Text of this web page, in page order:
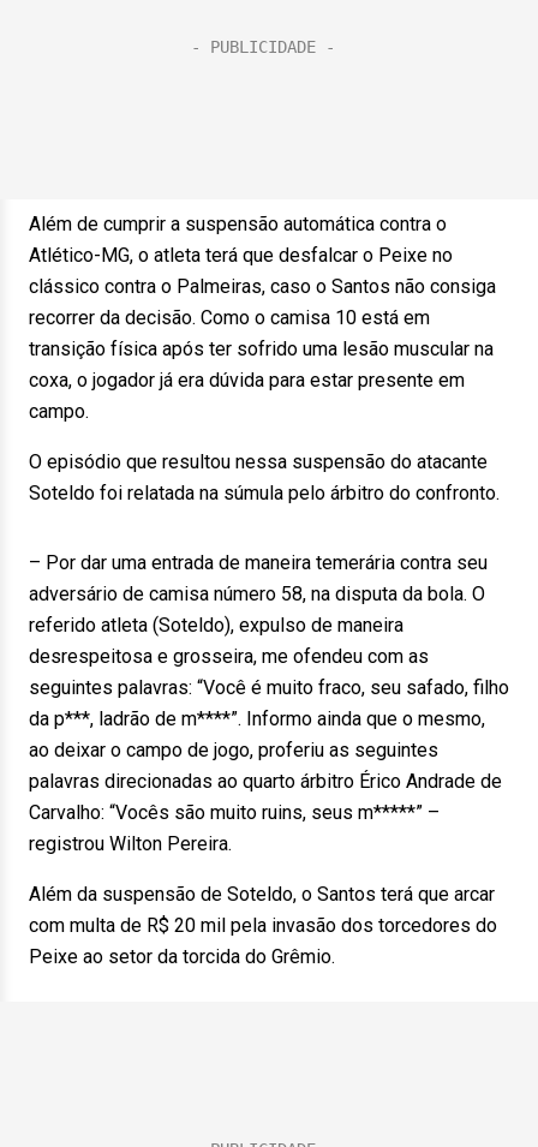
Além de cumprir a suspensão automática contra o
Atlético-MG, o atleta terá que desfalcar o Peixe no
clássico contra o Palmeiras, caso o Santos não consiga
recorrer da decisão. Como o camisa 10 está em
transição física após ter sofrido uma lesão muscular na
coxa, o jogador já era dúvida para estar presente em
campo.
O episódio que resultou nessa suspensão do atacante
Soteldo foi relatada na súmula pelo árbitro do confronto.
– Por dar uma entrada de maneira temerária contra seu
adversário de camisa número 58, na disputa da bola. O
referido atleta (Soteldo), expulso de maneira
desrespeitosa e grosseira, me ofendeu com as
seguintes palavras: “Você é muito fraco, seu safado, filho
da p***, ladrão de m****”. Informo ainda que o mesmo,
ao deixar o campo de jogo, proferiu as seguintes
palavras direcionadas ao quarto árbitro Érico Andrade de
Carvalho: “Vocês são muito ruins, seus m*****” –
registrou Wilton Pereira.
Além da suspensão de Soteldo, o Santos terá que arcar
com multa de R$ 20 mil pela invasão dos torcedores do
Peixe ao setor da torcida do Grêmio.